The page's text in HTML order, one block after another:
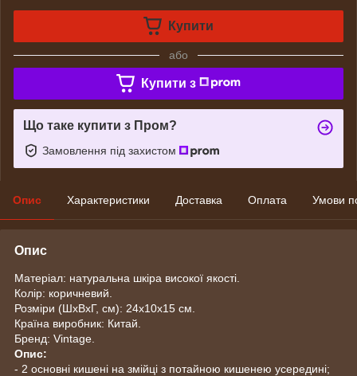
Купити
або
Купити з
Що таке купити з Пром?
Замовлення під захистом
Опис Характеристики Доставка Оплата Умови
Опис
Матеріал: натуральна шкіра високої якості.
Колір: коричневий.
Розміри (ШхВхГ, см): 24х10х15 см.
Країна виробник: Китай.
Бренд: Vintage.
Опис:
- 2 основні кишені на змійці з потайною кишенею усередині;